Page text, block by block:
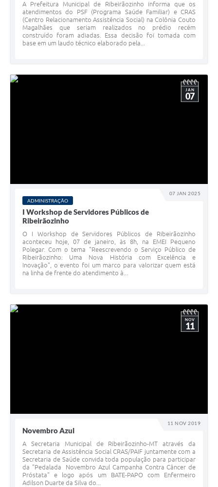
A Prefeitura Municipal de Ribeirãozinho informa que os
atendimentos do PSF (Programa Saúde Familiar) e CRAS
(Centro Relacionamento Assistência Social) na Colônia Couto
Magalhães que seriam realizados no prédio recém
construído foram adiadas. Essa decisão foi tomada com
base em um laudo técnico elaborado pela...
07 JAN 2025
JAN
07
ADMINISTRAÇÃO
I Workshop de Servidores Públicos de
Ribeirãozinho
O I Workshop de Servidores Públicos de Ribeirãozinho
aconteceu hoje, 07 de janeiro, às 8h, na EMEI Pequeno
Polegar. Com o tema "Reescrevendo o Serviço Público de
Ribeirãozinho: Uma Nova História com Excelência e
Inovação", o evento foi um marco para valorizar quem está
na linha de frente do atendimento à...
11 NOV 2019
NOV
11
Novembro Azul
A Secretaria Municipal de Ribeirãozinho-MT através da
Secretaria de Assistência Social CRAS/PAIF juntamente com a
Secretaria de Saúde convida toda população para participar
da "Pedalada Novembro Azul Campanha Contra Câncer de
Próstata" e logo após um BATE-PAPO com Enfermeiro
Adilson Duarte da Silva do...